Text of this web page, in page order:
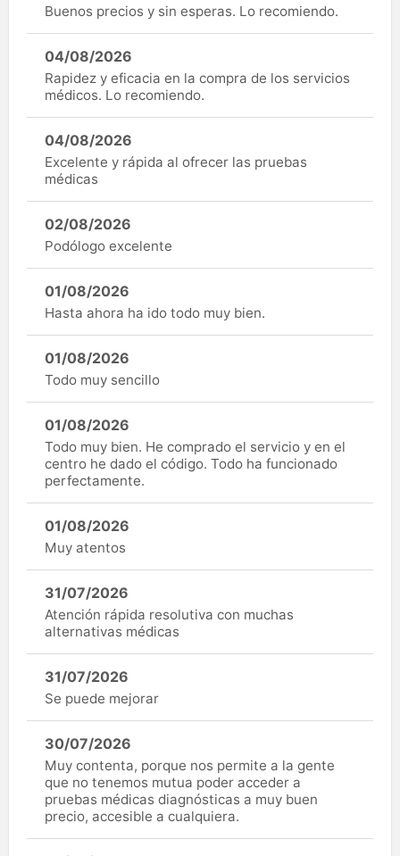
Buenos precios y sin esperas. Lo recomiendo.
04/08/2026
Rapidez y eficacia en la compra de los servicios
médicos. Lo recomiendo.
04/08/2026
Excelente y rápida al ofrecer las pruebas
médicas
02/08/2026
Podólogo excelente
01/08/2026
Hasta ahora ha ido todo muy bien.
01/08/2026
Todo muy sencillo
01/08/2026
Todo muy bien. He comprado el servicio y en el
centro he dado el código. Todo ha funcionado
perfectamente.
01/08/2026
Muy atentos
31/07/2026
Atención rápida resolutiva con muchas
alternativas médicas
31/07/2026
Se puede mejorar
30/07/2026
Muy contenta, porque nos permite a la gente
que no tenemos mutua poder acceder a
pruebas médicas diagnósticas a muy buen
precio, accesible a cualquiera.